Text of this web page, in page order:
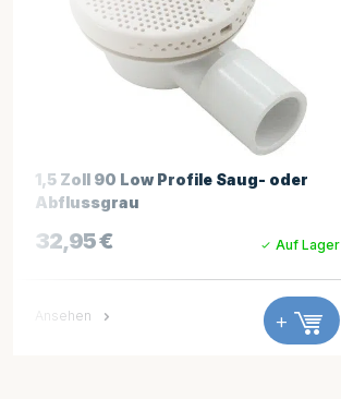
Low Profile Drain 3-Quartel-Barb-
Verbindung
14,25€ Auf Lager
Ansehen +